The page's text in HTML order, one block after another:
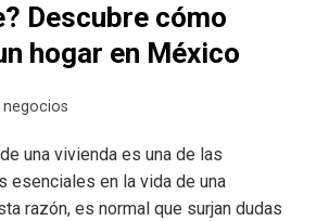
Descubre cómo
hogar en México
negocios
una vivienda es una de las
esenciales en la vida de una
razón, es normal que surjan dudas